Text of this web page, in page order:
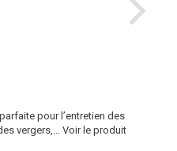
pour l’entretien des
vergers,...
Voir le produit